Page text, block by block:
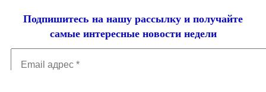
Подпишитесь на нашу рассылку и получайте
самые интересные новости недели
адрес